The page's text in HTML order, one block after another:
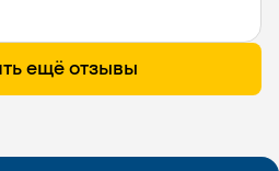
ещё отзывы